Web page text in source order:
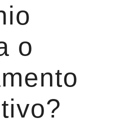
o